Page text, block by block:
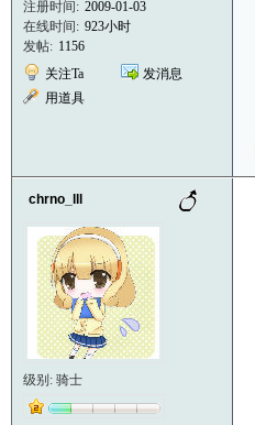
注册时间: 2009-01-03
在线时间: 923小时
发帖: 1156
关注Ta
发消息
用道具
chrno_lll
级别: 骑士